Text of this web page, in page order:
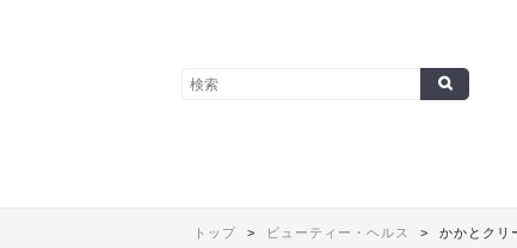
トップ ビューティー・ヘルス かかとクリ